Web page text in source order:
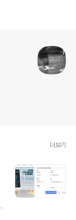
더보기